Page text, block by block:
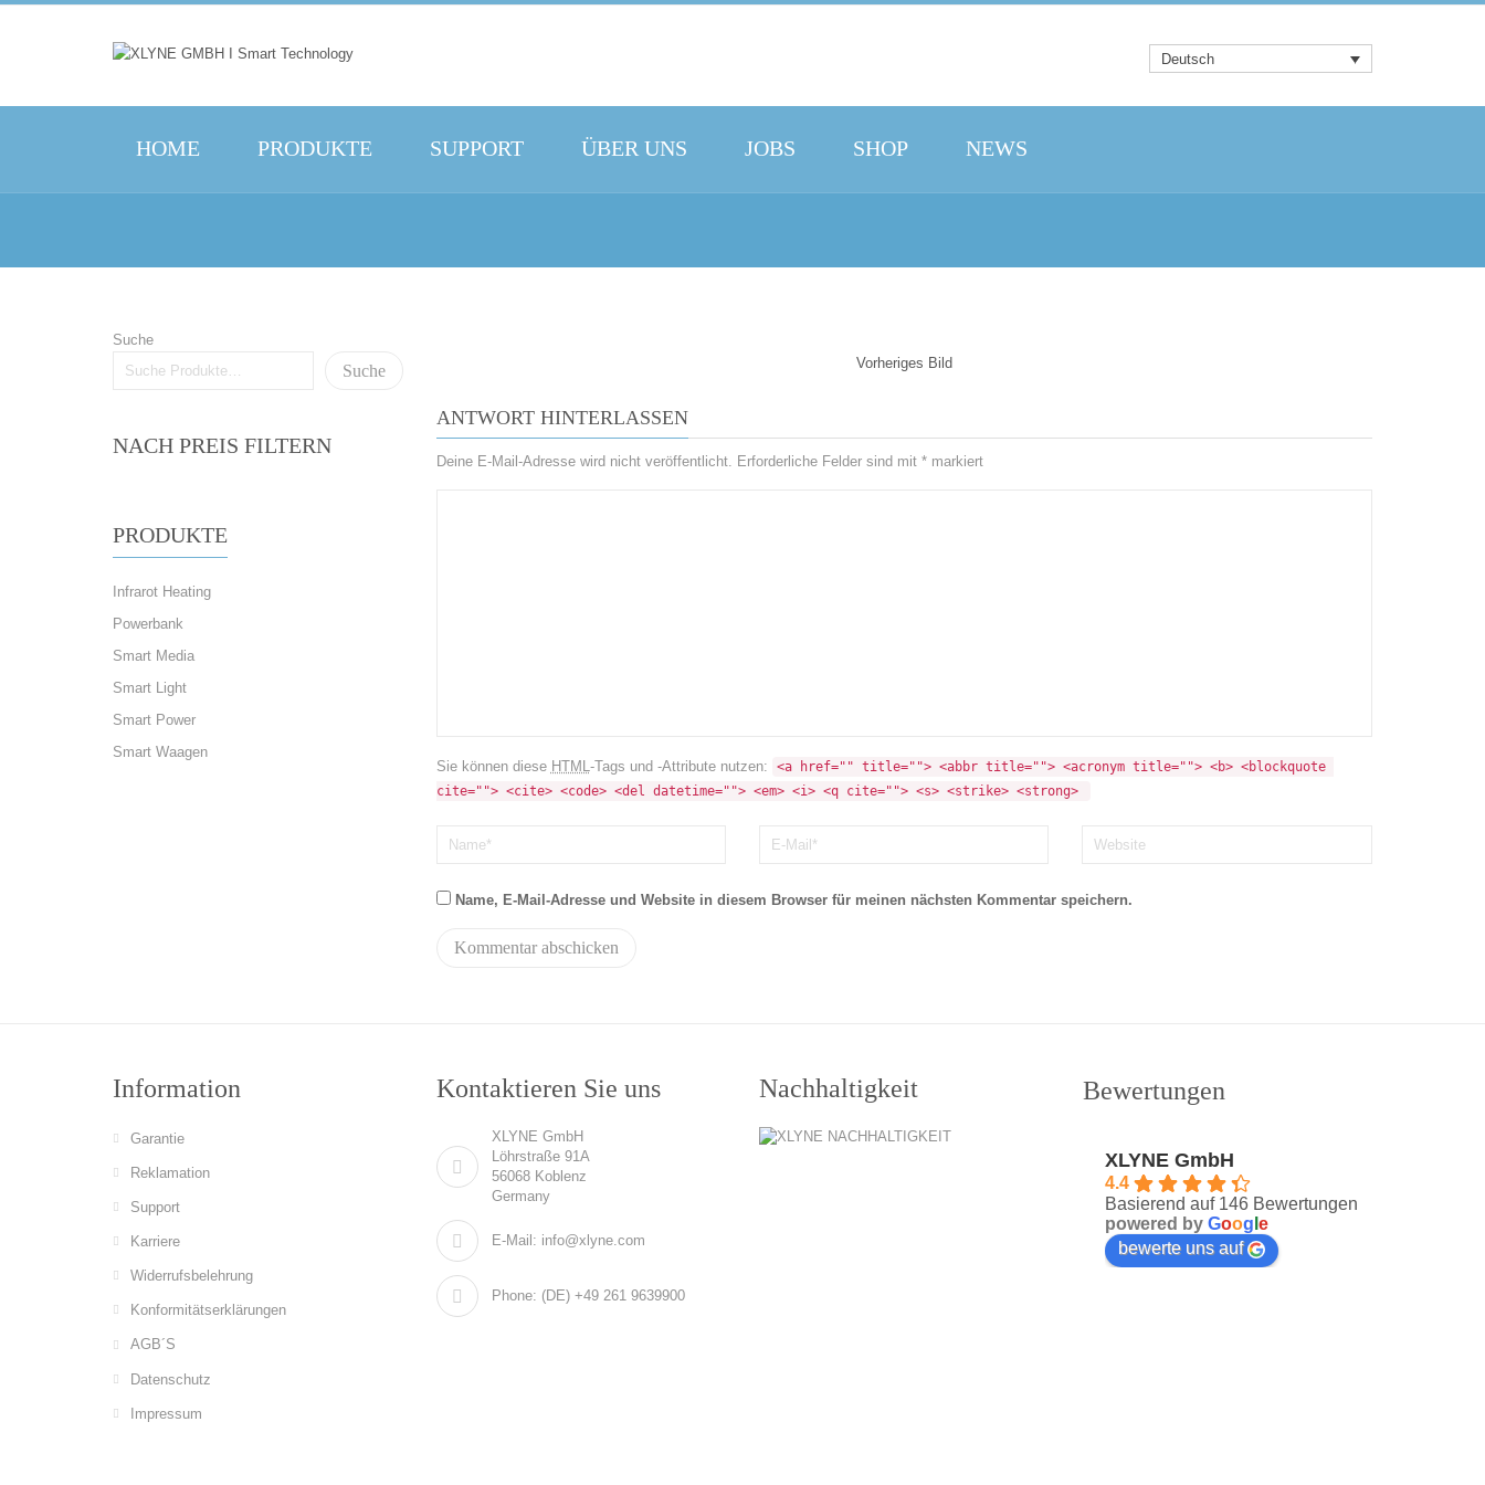
Deutsch
HOME PRODUKTE SUPPORT ÜBER UNS JOBS SHOP NEWS
Suche
Suche
NACH PREIS FILTERN
PRODUKTE
Infrarot Heating
Powerbank
Smart Media
Smart Light
Smart Power
Smart Waagen
Vorheriges Bild
ANTWORT HINTERLASSEN
Deine E-Mail-Adresse wird nicht veröffentlicht. Erforderliche Felder sind mit *markiert
Sie können diese HTML-Tags und -Attribute nutzen:
<a href="" title=""> <abbr title=""> <acronym title=""> <b> <blockquote
cite=""> <cite> <code> <del datetime=""> <em> <i> <q cite=""> <s> <strike> <strong>
Name, E-Mail-Adresse und Website in diesem Browser für meinen nächsten Kommentar speichern.
Information
Garantie
Reklamation
Support
Karriere
Widerrufsbelehrung
Konformitätserklärungen
AGB´S
Datenschutz
Impressum
Kontaktieren Sie uns
XLYNE GmbH
Löhrstraße 91A
56068 Koblenz
Germany
E-Mail: info@xlyne.com
Phone: (DE) +49 261 9639900
Nachhaltigkeit Bewertungen
XLYNE GmbH
4.4
Basierend auf 146 Bewertungen
powered by Goog e
bewerte uns auf